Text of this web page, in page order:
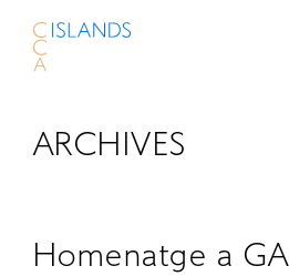
ABOUT
ARCHIVES
Homenatge a